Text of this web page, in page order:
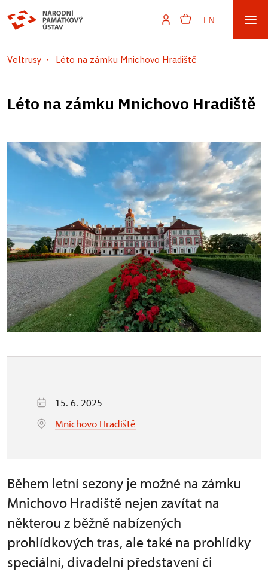
EN
Veltrusy Léto na zámku Mnichovo Hradiště
Léto na zámku Mnichovo Hradiště
15. 6. 2025
Mnichovo Hradiště
Během letní sezony je možné na zámku
Mnichovo Hradiště nejen zavítat na
některou z běžně nabízených
prohlídkových tras, ale také na prohlídky
speciální, divadelní představení či